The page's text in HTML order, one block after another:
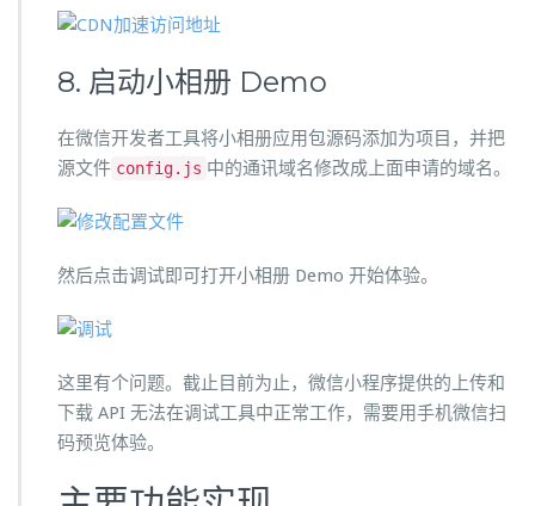
8. 启动小相册 Demo
在微信开发者工具将小相册应用包源码添加为项目，并把
源文件 config.js 中的通讯域名修改成上面申请的域名。
然后点击调试即可打开小相册 Demo 开始体验。
这里有个问题。截止目前为止，微信小程序提供的上传和
下载 API 无法在调试工具中正常工作，需要用手机微信扫
码预览体验。